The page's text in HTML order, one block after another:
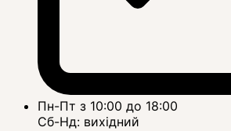
Пн-Пт з 10:00 до 18:00
Сб-Нд: вихідний